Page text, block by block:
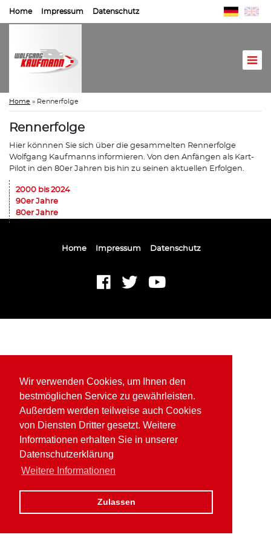
Wir verwenden Cookies, um Ihnen den
bestmöglichen Service zu gewährleisten.
Außerdem werden teilweise auch Cookies
von Diensten Dritter gesetzt. Weitere
Informationen erhalten Sie in unserer
Datenschutzerklärung
Weitere Informationen
Zulassen
Home Impressum Datenschutz
Home » Rennerfolge
Rennerfolge
Hier könnnen Sie sich über die gesammelten Rennerfolge
Wolfgang Kaufmanns informieren. Von den Anfängen als Kart-
Pilot in den 80er Jahren bis hin zu seinen aktuellen Erfolgen.
2000 bis 2024
90er Jahre
80er Jahre
Home Impressum Datenschutz